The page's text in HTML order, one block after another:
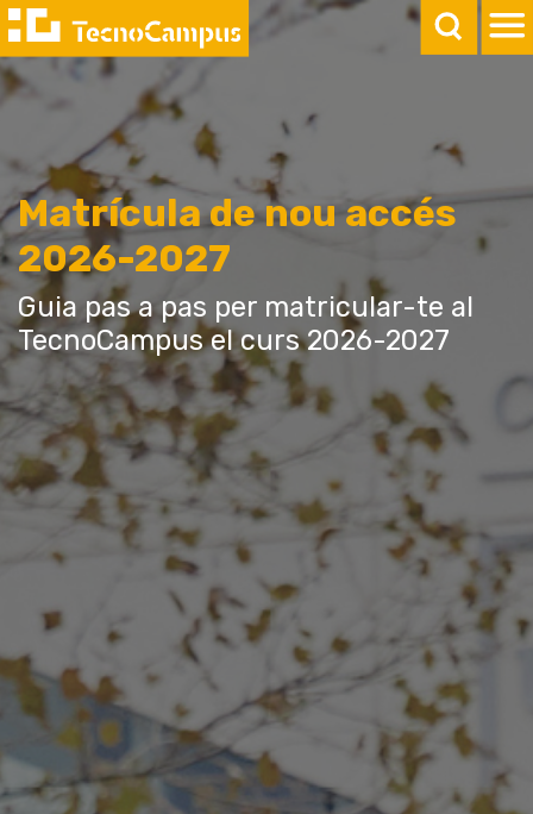
Matrícula de nou accés
2026-2027
Guia pas a pas per matricular-te al
TecnoCampus el curs 2026-2027